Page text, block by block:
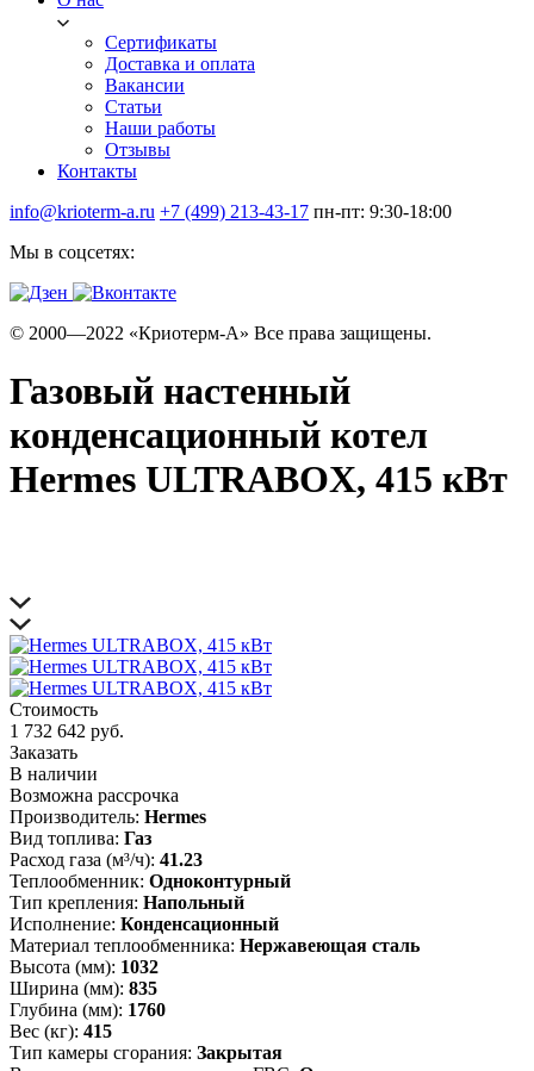
Сертификаты
Доставка и оплата
Вакансии
Статьи
Наши работы
Отзывы
Контакты
info@krioterm-a.ru +7 (499) 213-43-17 пн-пт: 9:30-18:00
Мы в соцсетях:
© 2000—2022 «Криотерм-А» Все права защищены.
Газовый настенный
конденсационный котел
Hermes ULTRABOX, 415 кВт
Стоимость
1 732 642 руб.
Заказать
В наличии
Возможна рассрочка
Производитель: Hermes
Вид топлива: Газ
Расход газа (м³/ч): 41.23
Теплообменник: Одноконтурный
Тип крепления: Напольный
Исполнение: Конденсационный
Материал теплообменника: Нержавеющая сталь
Высота (мм): 1032
Ширина (мм): 835
Глубина (мм): 1760
Вес (кг): 415
Тип камеры сгорания: Закрытая